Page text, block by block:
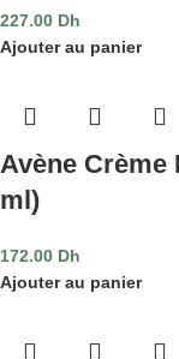
227.00 Dh
Ajouter au panier
Avène Crème
ml)
172.00 Dh
Ajouter au panier